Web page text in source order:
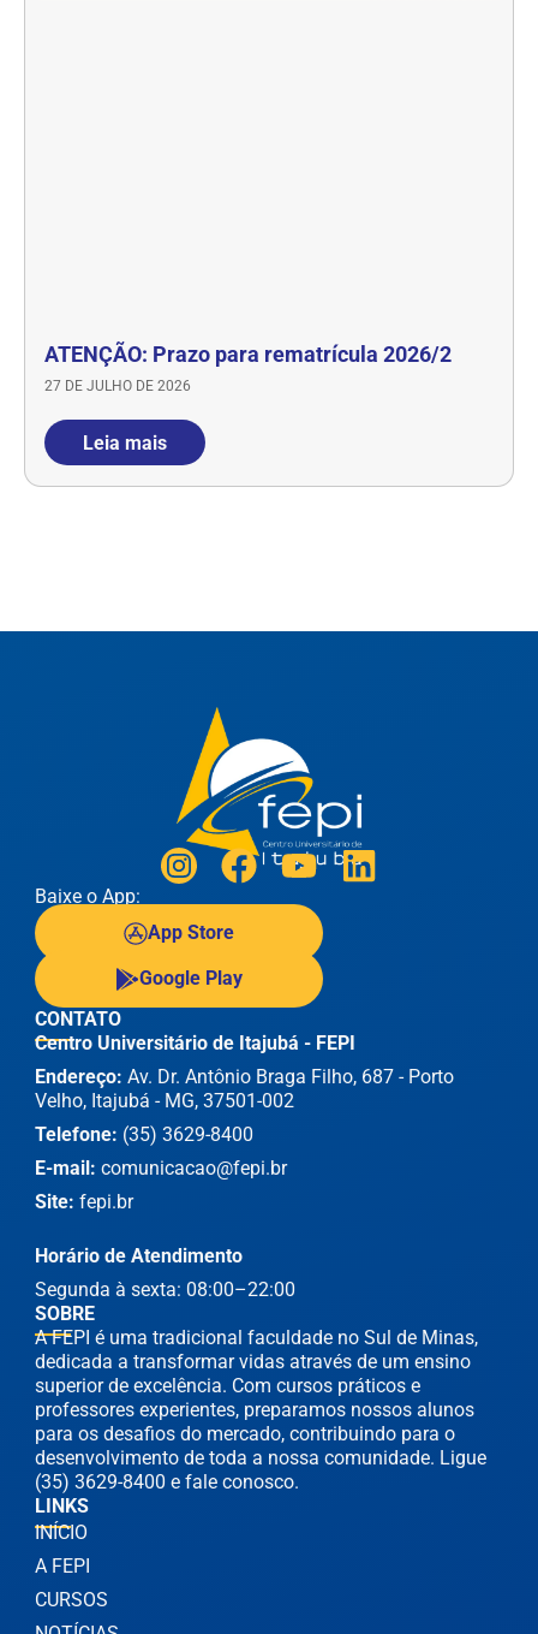
ATENÇÃO: Prazo para rematrícula 2026/2
27 DE JULHO DE 2026
Leia mais
Baixe o App:
App Store
Google Play
SOBRE
A FEPI é uma tradicional faculdade no Sul de Minas,
dedicada a transformar vidas através de um ensino
superior de excelência. Com cursos práticos e
professores experientes, preparamos nossos alunos
para os desafios do mercado, contribuindo para o
desenvolvimento de toda a nossa comunidade. Ligue
(35) 3629-8400 e fale conosco.
LINKS
INÍCIO
A FEPI
CURSOS
CONTATO
Centro Universitário de Itajubá - FEPI
Endereço: Av. Dr. Antônio Braga Filho, 687 - Porto
Velho, Itajubá - MG, 37501-002
Telefone: (35) 3629-8400
E-mail: comunicacao@fepi.br
Site: fepi.br
Horário de Atendimento
Segunda à sexta: 08:00–22:00